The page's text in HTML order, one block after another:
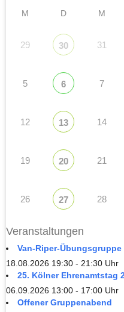
M D M
29 30 31
5 6 7
12 13 14
19 20 21
26 27 28
Veranstaltungen
Van-Riper-Übungsgruppe
18.08.2026 19:30 - 21:30 Uhr
25. Kölner Ehrenamtstag
06.09.2026 13:00 - 17:00 Uhr
Offener Gruppenabend